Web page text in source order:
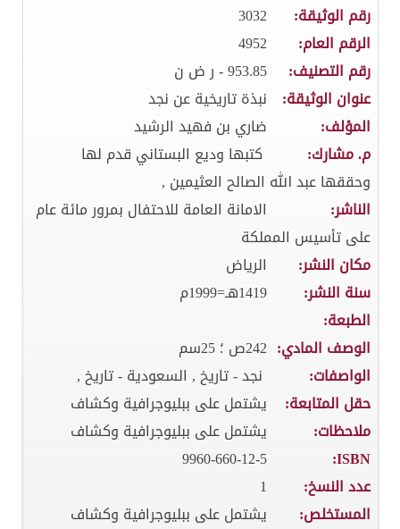
رقم الوثيقة:
3032
الرقم العام:
4952
رقم التصنيف:
953.85 - ر ض ن
عنوان الوثيقة:
نبذة تاريخية عن نجد
المؤلف:
ضاري بن فهيد الرشيد
م. مشارك:
كتبها وديع البستاني قدم لها
وحققها عبد الله الصالح العثيمين ,
الناشر:
الامانة العامة للاحتفال بمرور مائة عام
على تأسيس المملكة
مكان النشر:
الرياض
سنة النشر:
1419هـ=1999م
الطبعة:
الوصف المادي: 242ص ؛ 25سم
الواصفات:
نجد - تاريخ , السعودية - تاريخ ,
حقل المتابعة:
يشتمل على ببليوجرافية وكشاف
ملاحظات:
يشتمل على ببليوجرافية وكشاف
ISBN:
9960-660-12-5
عدد النسخ:
1
المستخلص:
يشتمل على ببليوجرافية وكشاف